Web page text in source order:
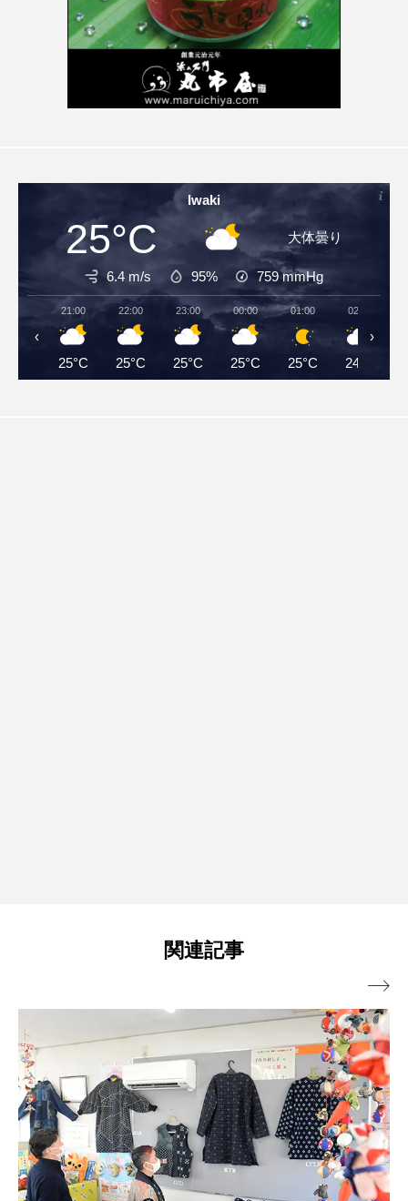
Iwaki
25°C 大体曇り
6.4 m/s 95% 759mmHg
21:00
25°C
22:00
25°C
23:00
25°C
00:00
25°C
01:00
25°C
02:00
24°C
‹ ›
関連記事
